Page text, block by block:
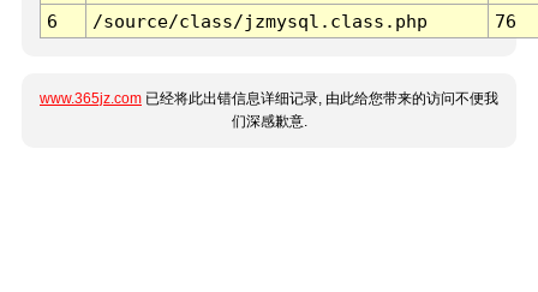
6
/source/class/jzmysql.class.php 76
www.365jz.com 已经将此出错信息详细记录, 由此给您带来的访问不便我
们深感歉意.